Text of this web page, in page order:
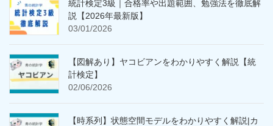
統計検定3級｜合格率や出題範囲、勉強法を徹底解
説【2026年最新版】
03/01/2026
【図解あり】ヤコビアンをわかりやすく解説【統
計検定】
02/06/2026
【時系列】状態空間モデルをわかりやすく解説|カ